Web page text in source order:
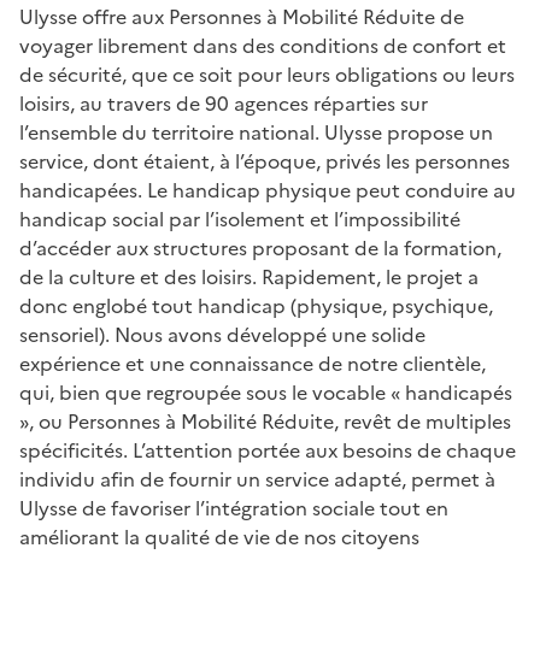
Ulysse offre aux Personnes à Mobilité Réduite de
voyager librement dans des conditions de confort et
de sécurité, que ce soit pour leurs obligations ou leurs
loisirs, au travers de 90 agences réparties sur
l’ensemble du territoire national. Ulysse propose un
service, dont étaient, à l’époque, privés les personnes
handicapées. Le handicap physique peut conduire au
handicap social par l’isolement et l’impossibilité
d’accéder aux structures proposant de la formation,
de la culture et des loisirs. Rapidement, le projet a
donc englobé tout handicap (physique, psychique,
sensoriel). Nous avons développé une solide
expérience et une connaissance de notre clientèle,
qui, bien que regroupée sous le vocable « handicapés
», ou Personnes à Mobilité Réduite, revêt de multiples
spécificités. L’attention portée aux besoins de chaque
individu afin de fournir un service adapté, permet à
Ulysse de favoriser l’intégration sociale tout en
améliorant la qualité de vie de nos citoyens